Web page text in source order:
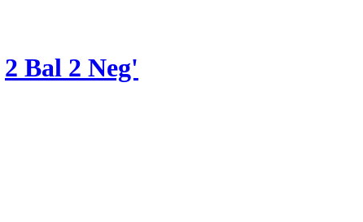
2 Bal 2 Neg'